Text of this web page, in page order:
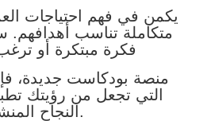
يكمن في فهم احتياجات
متكاملة تناسب
فكرة مبتكرة أو
منصة بودكاست جديدة،
التي تجعل من رؤيتك
النجاح المنشود.